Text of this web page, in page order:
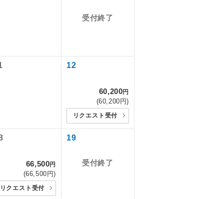
受付終了
12
60,200円
(60,200円)
リクエスト受付
66,500円
(66,500円)
リクエスト受付
19
受付終了
円
円